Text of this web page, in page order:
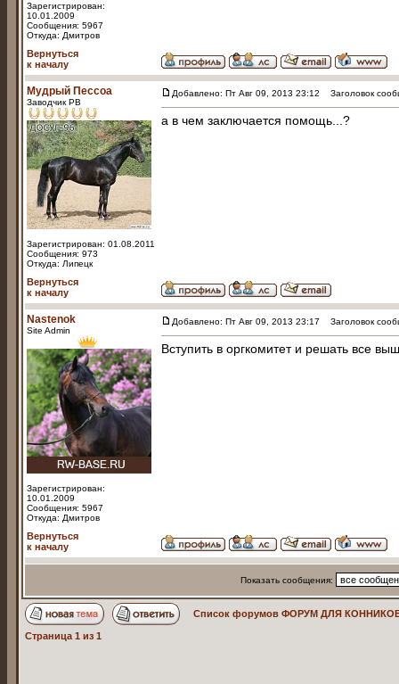
Зарегистрирован:
10.01.2009
Сообщения: 5967
Откуда: Дмитров
Вернуться
к началу
Мудрый Пессоа
Заводчик РВ
Зарегистрирован: 01.08.2011
Сообщения: 973
Откуда: Липецк
Добавлено: Пт Авг 09, 2013 23:12 Заголовок
а в чем заключается помощь...?
Вернуться
к началу
Nastenok
Site Admin
Зарегистрирован:
10.01.2009
Сообщения: 5967
Откуда: Дмитров
Добавлено: Пт Авг 09, 2013 23:17 Заголовок
Вступить в оргкомитет и решать все
Вернуться
к началу
Показать сообщения:
Список форумов ФОРУМ ДЛЯ КОННИКОВ
Страница 1 из 1